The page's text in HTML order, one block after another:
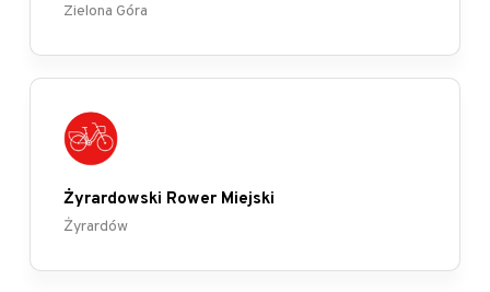
Zielona Góra
Żyrardowski Rower Miejski
Żyrardów